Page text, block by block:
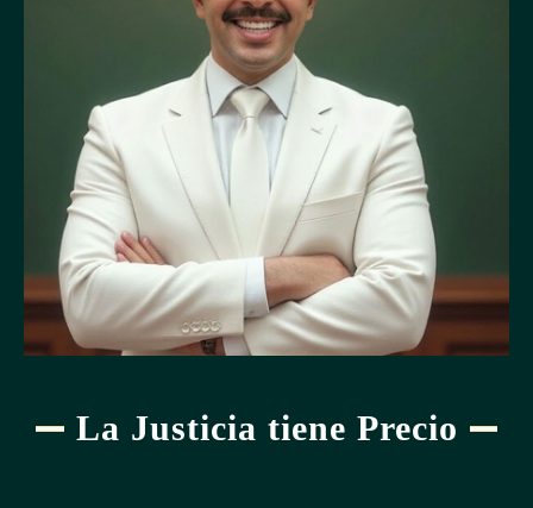
La Justicia tiene Precio